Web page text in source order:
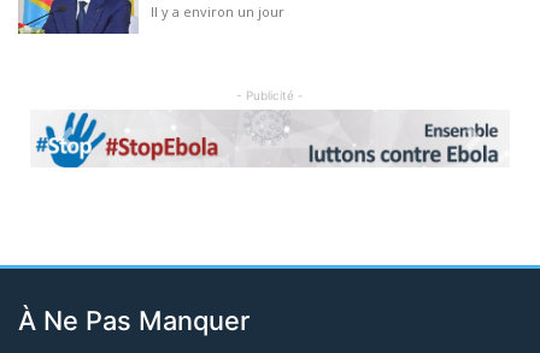
Il y a environ un jour
- Publicité -
Previous Next
À Ne Pas Manquer